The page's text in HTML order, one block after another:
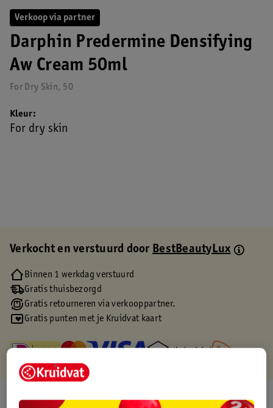
Verkoop via partner
Darphin Predermine Densifying
Aw Cream 50ml
For Dry Skin, 50
Kleur
For dry skin
Verkocht en verstuurd doorBestBeautyLux
Binnen 1 werkdag verstuurd
Gratis thuisbezorgd
Gratis retourneren via verkooppartner.
Gratis punten met je Kruidvat kaart
Over dit product